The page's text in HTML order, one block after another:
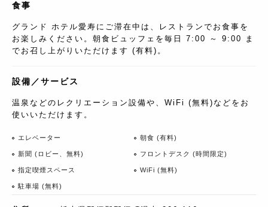
食事
グランド ホテル愛寿にご滞在中は、レストランでお食事を
お楽しみください。朝食ビュッフェを毎日 7:00 ～ 9:00 ま
でお召し上がりいただけます (有料)。
設備／サービス
温泉などのレクリエーション設備や、WiFi (無料)などをお
使いいただけます。
エレベーター 朝食 (有料)
新聞 (ロビー、無料) フロントデスク (時間限定)
指定喫煙スペース WiFi (無料)
駐車場 (無料)